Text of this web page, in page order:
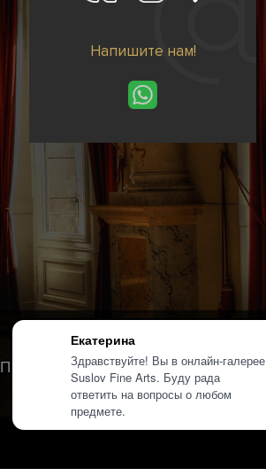
Екатерина
Здравствуйте! Вы в онлайн-галерее
Suslov Fine Arts. Буду рада
ответить на вопросы о любом
предмете.
Напишите нам!
Политика конфиденциальности